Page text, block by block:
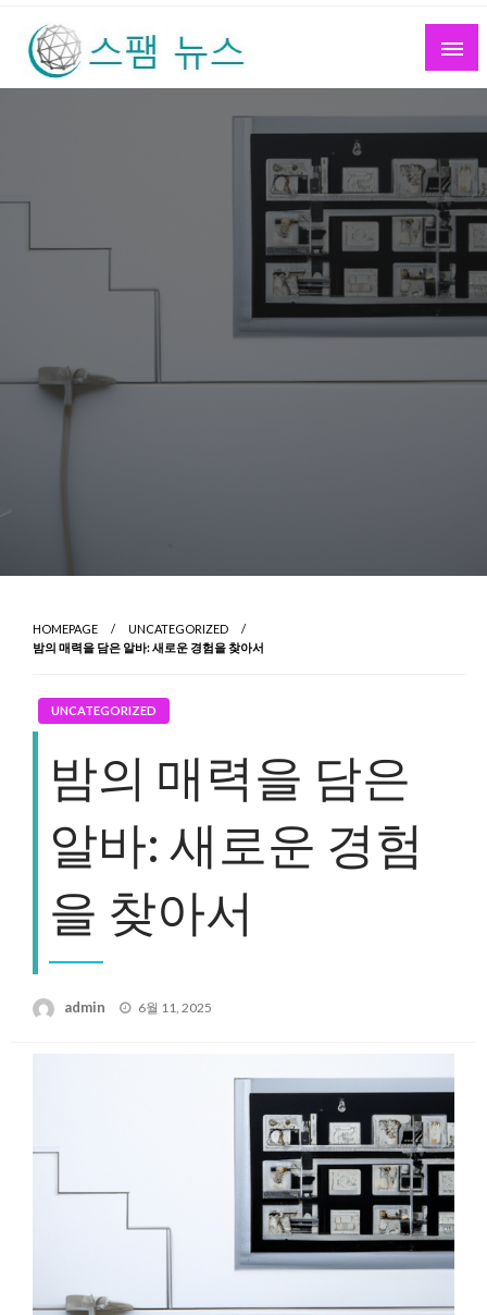
Skip
content
HOMEPAGE
UNCATEGORIZED
밤의 매력을 담은 알바: 새로운 경험을 찾아서
UNCATEGORIZED
밤의 매력을 담은
알바: 새로운 경험
을 찾아서
admin
Posted
6월 11, 2025